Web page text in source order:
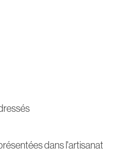
dans l'artisanat